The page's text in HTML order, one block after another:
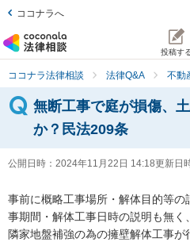
ココナラへ
投稿す
ココナラ法律相談 法律Q&A 不動
無断工事で庭が損傷、
か？民法209条
公開日時： 2024年11月22日 14:18更新日
事前に概略工事場所・解体目的等
事期間・解体工事日時の説明も無く
隣家地盤補強の為の擁壁解体工事が